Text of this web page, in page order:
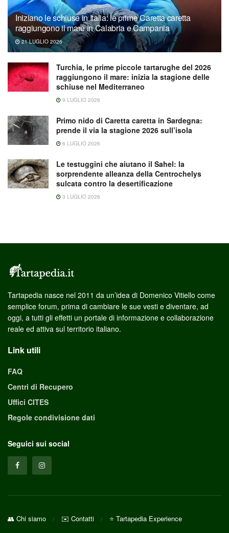
Iniziano le schiuse in Italia: le prime Caretta caretta
raggiungono il mare in Calabria e Campania
21 LUGLIO 2026
Turchia, le prime piccole tartarughe del 2026
raggiungono il mare: inizia la stagione delle
schiuse nel Mediterraneo
9 LUGLIO 2026
Primo nido di Caretta caretta in Sardegna:
prende il via la stagione 2026 sull’isola
6 LUGLIO 2026
Le testuggini che aiutano il Sahel: la
sorprendente alleanza della Centrochelys
sulcata contro la desertificazione
3 LUGLIO 2026
Tartapedia nasce nel 2011 da un’idea di Domenico Vitiello come
semplice forum, prima di cambiare le sue vesti e diventare, ad
oggi, a tutti gli effetti un portale di informazione e collaborazione
reale ed attiva sul territorio italiano.
Link utili
FAQ
Centri di Recupero
Uffici CITES
Regole condivisione dati
Seguici sui social
👥 Chi siamo ✉️ Contatti ⭐ Tartapedia Experience